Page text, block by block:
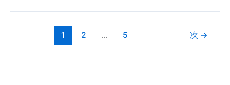
ン
1 2 … 5 次 →